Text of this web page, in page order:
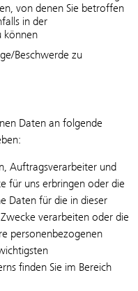
von denen Sie betroffen
in der
können
Beschwerde zu
Daten an folgende
Auftragsverarbeiter und
für uns erbringen oder die
Daten für die in dieser
verarbeiten oder die
personenbezogenen
finden Sie im Bereich